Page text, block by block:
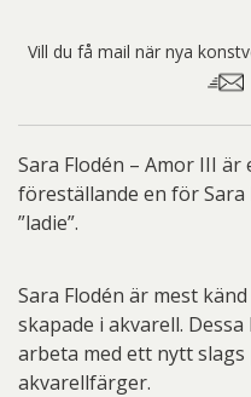
Vill du få mail när nya
Sara Flodén – Amor III
föreställande en för Sara
”ladie”.
Sara Flodén är mest
skapade i akvarell.
arbeta med ett nytt slags
akvarellfärger.